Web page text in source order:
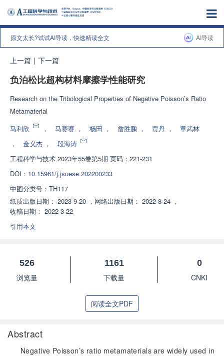
原文太长?试试AI导读，快速精读全文 AI导读
上一篇 | 下一篇
负泊松比超构材料摩擦学性能研究
Research on the Tribological Properties of Negative Poisson’s Ratio
Metamaterial
马利欣
， 马赛赛 ， 杨田 ， 詹胜鹏 ， 贾丹 ，
章武林
，
金义杰 ，
段海涛
工程科学与技术 2023年55卷第5期 页码：221-231
DOI： 10.15961/j.jsuese.202200233
中图分类号： TH117
纸质出版日期： 2023-9-20 ， 网络出版日期： 2022-8-24 ，
收稿日期： 2022-3-22
引用本文
526
浏览量
1161
下载量
0
CNKI
阅读全文PDF
Abstract
Negative Poisson’s ratio metamaterials are widely used in